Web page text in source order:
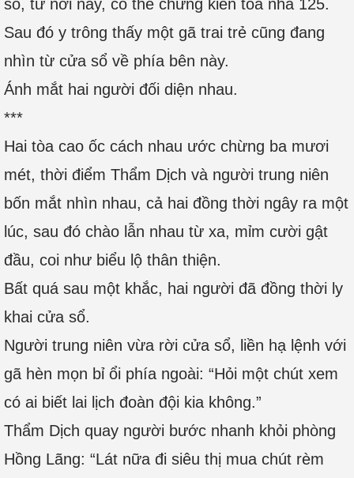
sổ, từ nơi này, có thể chứng kiến tòa nhà 125.
Sau đó y trông thấy một gã trai trẻ cũng đang
nhìn từ cửa sổ về phía bên này.
Ánh mắt hai người đối diện nhau.
***
Hai tòa cao ốc cách nhau ước chừng ba mươi
mét, thời điểm Thẩm Dịch và người trung niên
bốn mắt nhìn nhau, cả hai đồng thời ngây ra một
lúc, sau đó chào lẫn nhau từ xa, mỉm cười gật
đầu, coi như biểu lộ thân thiện.
Bất quá sau một khắc, hai người đã đồng thời ly
khai cửa sổ.
Người trung niên vừa rời cửa sổ, liền hạ lệnh với
gã hèn mọn bỉ ổi phía ngoài: “Hỏi một chút xem
có ai biết lai lịch đoàn đội kia không.”
Thẩm Dịch quay người bước nhanh khỏi phòng
Hồng Lãng: “Lát nữa đi siêu thị mua chút rèm